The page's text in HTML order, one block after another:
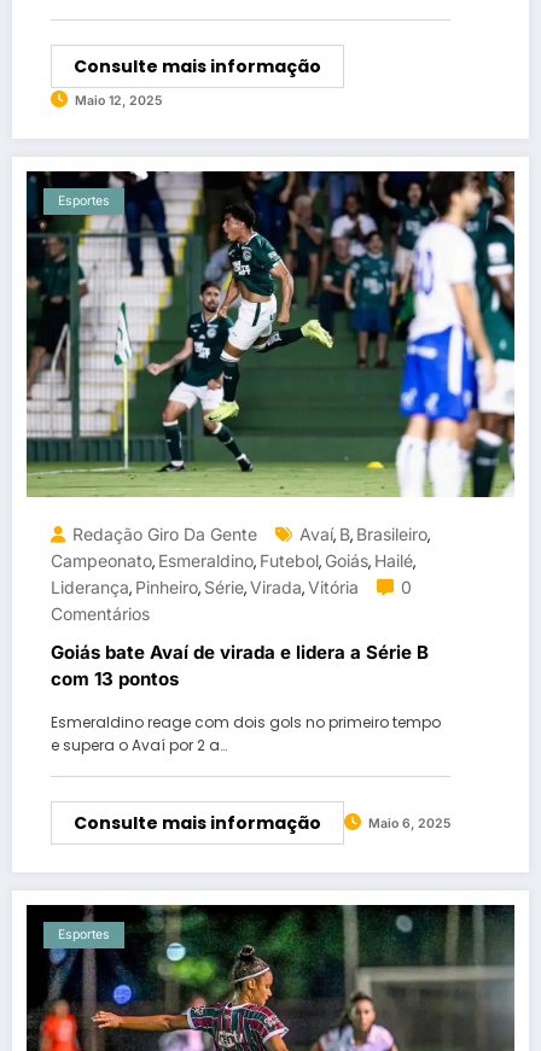
Consulte mais informação
Maio 12, 2025
Esportes
Redação Giro Da Gente Avaí, B, Brasileiro,
Campeonato, Esmeraldino, Futebol, Goiás, Hailé,
Liderança, Pinheiro, Série,Virada,Vitória
0
Comentários
Goiás bate Avaí de virada e lidera a Série B
com 13 pontos
Esmeraldino reage com dois gols no primeiro tempo
e supera o Avaí por 2 a…
Consulte mais informação Maio 6, 2025
Esportes